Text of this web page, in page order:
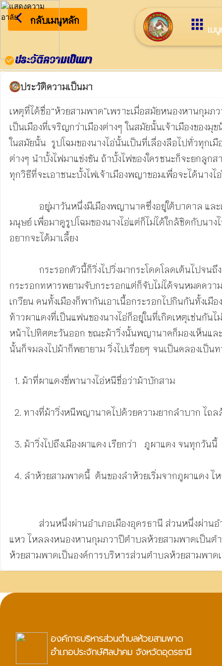
apps เม
arrow_back_ios กลับเมนูหลัก ยินดีต้อน
check_circleประวัติความเป็นมา
ประวัติความเป็นมา
เหตุที่ได้ชื่อ“ห้วยสามพาด”เพราะเมื่อสมัยหนองหานกุม
เป็นเมืองที่เจริญกว่าเมืองต่างๆ ในสมัยนั้นเจ้าเมืองขอ
ในสมัยนั้น  รูปโฉมของนางไอ่นั้นเป็นที่เลื่องลือไปทั่วทุกเ
ต่างๆ นำบั้งไฟมาแข่งขัน ถ้าบั้งไฟของใครชนะก็จะยกลูก
ทุกวิธีที่จะเอาชนะบั้งไฟเจ้าเมืองพญาขอมเพื่อจะได้นางไ
มนุษย์ เพื่อมาดูรูปโฉมของนางไอ่แต่ก็ไม่ได้ใกล้ชิดกับนา
อยากจะได้มาเลี้ยง
กระรอกทหารพยามจับกระรอกแต่ก็จับไม่ได้จนหมดควา
เกวียน คนทั้งเมืองก็พากันเอาเนื้อกระรอกไปกินกันทั้งเ
ท้าวผาแดงที่เป็นแฟนของนางไอ่ก็อยู่ในที่เกิดเหตุเช่นกัน
หน้าไปทิศตะวันออก ขณะม้าวิ่งนั้นพญานาคก็มองเห็นและ
นั้นก็จมลงไปม้าก็พยายาม วิ่งไปเรื่อยๆ จนเป็นคลองเป็
แหว ไหลลงหนองหานกุมภวาปีตำบลห้วยสามพาดเป็น
ห้วยสามพาดเป็นองค์การบริหารส่วนตำบลห้วยสามพา
องค์การบริหารส่วนตำบลห้วยสามพาด
อำเภอประจักษ์ศิลปาคม จังหวัดอุดรธานี